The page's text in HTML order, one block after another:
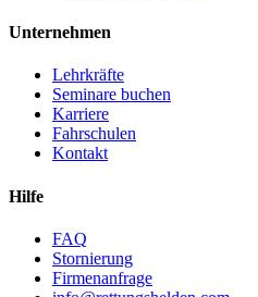
Unternehmen
Lehrkräfte
Seminare buchen
Karriere
Fahrschulen
Kontakt
Hilfe
FAQ
Stornierung
Firmenanfrage